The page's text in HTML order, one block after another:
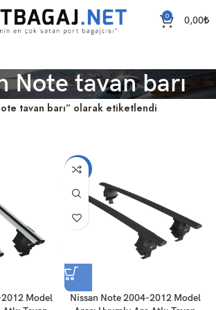
0 0,00₺
Note tavan barı
tavan barı” olarak etiketlendi
Model
-19%
Nissan Note 2004-2012 Model